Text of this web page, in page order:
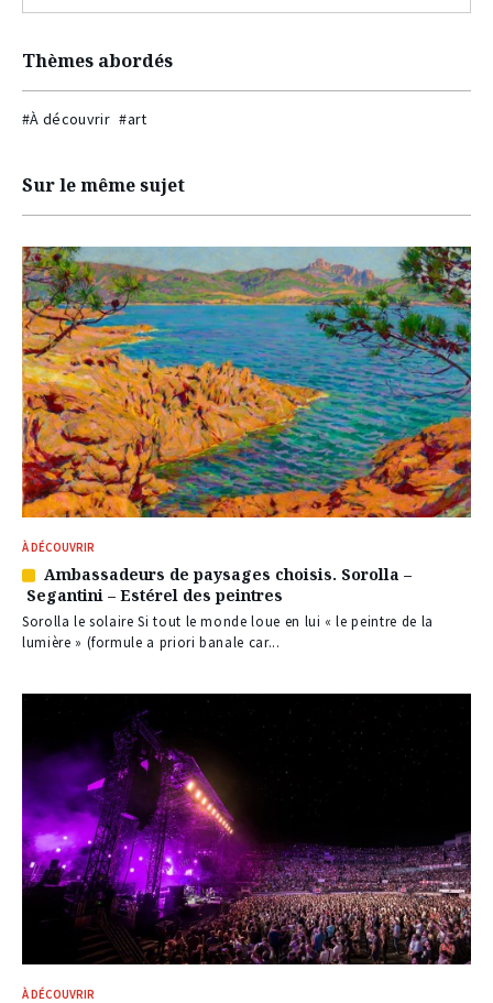
Thèmes abordés
#À découvrir #art
Sur le même sujet
À DÉCOUVRIR
Article
réservé
à
nos
Ambassadeurs de paysages choisis. Sorolla –
Segantini – Estérel des peintres
Sorolla le solaire Si tout le monde loue en lui « le peintre de la
lumière » (formule a priori banale car...
À DÉCOUVRIR